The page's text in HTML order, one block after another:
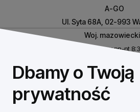
A-GO
Ul. Syta 68A, 02-993
Woj.
Biuro czynne w pn-pt
REGON: 146926170
Dbamy o Twoją
prywatność